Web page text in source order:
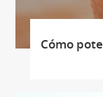
Cómo